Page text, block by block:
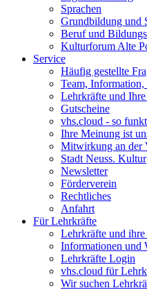
Sprachen
Grundbildung und
Beruf und
Kulturforum Alte
Service
Häufig gestellte
Team, Information,
Lehrkräfte und
Gutscheine
vhs.cloud - so
Ihre Meinung ist
Mitwirkung an der
Stadt Neuss. Kultur
Newsletter
Förderverein
Rechtliches
Anfahrt
Für Lehrkräfte
Lehrkräfte und
Informationen und
Lehrkräfte Login
vhs.cloud für
Wir suchen